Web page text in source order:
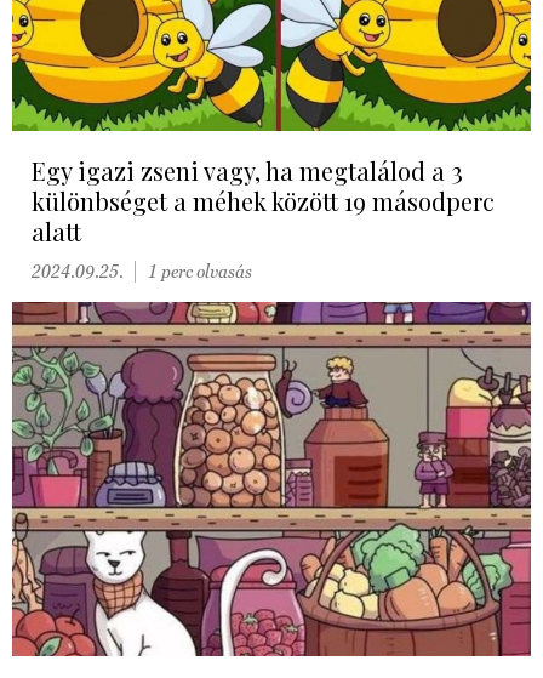
Egy igazi zseni vagy, ha megtalálod a 3
különbséget a méhek között 19 másodperc
alatt
2024.09.25. 1 perc olvasás